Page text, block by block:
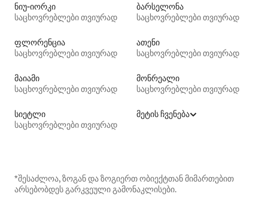
ნიუ-იორკი
საცხოვრებლები თვიურად
ბარსელონა
საცხოვრებლები თვიურად
ფლორენცია
საცხოვრებლები თვიურად
ათენი
საცხოვრებლები თვიურად
მაიამი
საცხოვრებლები თვიურად
მონრეალი
საცხოვრებლები თვიურად
სიეტლი
საცხოვრებლები თვიურად
მეტის ჩვენება
*შესაძლოა, ზოგან და ზოგიერთ ობიექტთან მიმართებით
არსებობდეს გარკვეული გამონაკლისები.